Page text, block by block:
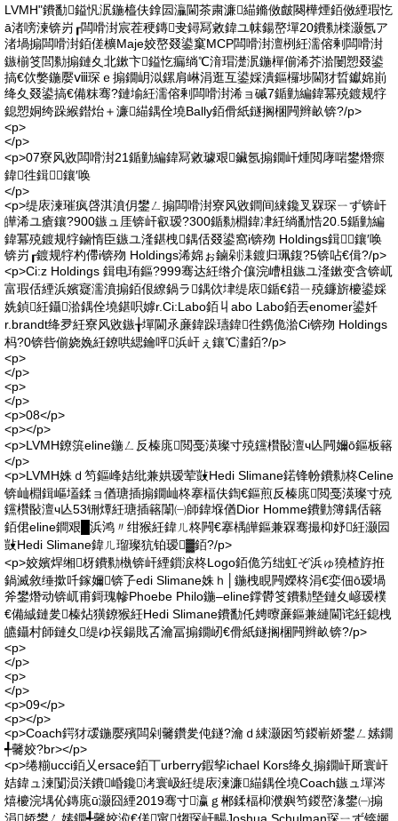
LVMH"鐨勫鎰忛泦鍦橀伕鎿囩灜閫茶粛濂緢鏅傚皻闋樺煙銆傚緸瑕忔
ā渚嗙湅锛岃┎闆嗗湗宸茬稉鏄叏鐞冩敹鍏ユ帓鍚嶅墠20鐨勬檪灏氬ア
渚堝搧闆嗗湗銆傞櫎Maje姣嶅叕鍙窼MCP闆嗗湗澶栵紝濡傛剰闆嗗湗
鏃椾笅閭勬搧鏈夊北鏉卞鎰忔瘺绱℃湇瑁濋泦鍦樿偂浠芥湁闄愬叕鍙
搞€佽嫳鍦嬮ⅷ琛ｅ搧鐗岄泤鏍肩崊涓逛互鍙婇潰鏂欏埗閫犲晢钀婂崱
绛夊叕鍙搞€備粖骞?鏈堬紝濡傛剰闆嗗湗浠ョ磩7鍎勭編鍏冪殑鍍规牸
鎴愬姛绔跺緱鐟炲＋濂緢鍝佺墝Bally銆傦紙鐩搁棞闁辫畝锛?/p>
<p>
</p>
<p>07寮风敓闆嗗湗21鍎勭編鍏冩敹璩艰鑶氬搧鐗屽煄閲庨啱鐢熸瘝
鍏徃鍓╅鑲′唤
</p>
<p>缇庡湅璀疯啔淇濆仴鐢ㄥ搧闆嗗湗寮风敓鐧间綀鑱叉槑琛ㄧず锛屽
皣浠ユ瘡鑲?900鏃ュ厓锛屽叡瑷?300鍎勬棩鍏冿紝绱勫悎20.5鍎勭編
鍏冪殑鍍规牸鏀惰臣鏃ユ湰鍖栧鍝佸叕鍙窩i锛歾 Holdings鍓╅鑲′唤
锛岃┎鍍规牸杓僀i锛歾 Holdings浠婂ぉ鏀剁洡鍍归珮鍑?5锛呫€偮?/p>
<p>Ci:z Holdings 鍓电珛鏂?999骞达紝绺介儴浣嶆柤鏃ユ湰鏉变含锛屼
富瑕佸緸浜嬪寲濡濆搧銆佷繚鍋ラ鍝佽垏缇庡鍎€鍣ㄧ殑鐮旂櫦鍙婇
姺鍞紝鑷湁鍝佺墝鍖呮嫭r.Ci:Labo銆丩abo Labo銆丟enomer鍙奷
r.brandt绛夛紝寮风敓鏃╁墠閫氶亷鍏跺瓙鍏徃鎸佹湁Ci锛歾 Holdings
杩?0锛呰偂娆婏紝鐐哄緦鑰呯浜屽ぇ鑲℃澅銆?/p>
<p>
</p>
<p>
</p>
<p>08</p>
<p></p>
<p>LVMH鐐篊eline鍦ㄥ反榛庣閲戞渶璨寸殑钂欑敯澶ч亾闁嬭ō鏂板簵
</p>
<p>LVMH姝ｄ笉鏂峰姞纰兼娂瑷荤敱Hedi Slimane鍩锋帉鐨勬柊Celine
锛屾棩鍓嶇壒鍒ョ偤瑭插搧鐗屾柊搴楅伕鍧€鏂煎反榛庣閲戞渶璨寸殑
钂欑敯澶ч亾53铏燂紝瑭插簵闈㈠師鍏堢偤Dior Homme鐨勭簿鍝佸簵
銆侰eline鐧艰█浜鸿〃绀猴紝鍏ㄦ柊闁€搴楀皣鏂兼槑骞撮枊妤紝灏囩
敱Hedi Slimane鍏ㄦ瑠璨犺铂瑷▓銆?/p>
<p>姣嬪焊缃枒鐨勬槸锛屽緸鎻涙柊Logo銆佹竻绌虹ぞ浜ゅ獟楂斿拰
鍋滅敘缍撳吀鎵嬭锛孒edi Slimane姝ｈ│鍦栧睍闁嬫柊涓€娈佃ō瑷堝
斧鐢熸动锛屼甫鎶瑰幓Phoebe Philo鍦–eline鐣欎笅鐨勬墍鏈夊嵃瑷樸
€備絾鏈夎榛炶獚鐐猴紝Hedi Slimane鐨勫仛娉曢亷鏂兼縺閫诧紝鎴栧
皫鑷村師鏈夊缇ゆ祦鍚戝叾瀹冨搧鐗屻€傦紙鐩搁棞闁辫畝锛?/p>
<p>
</p>
<p>
</p>
<p>09</p>
<p></p>
<p>Coach鍔犲叆鍦嬮殯闆剁毊鑽夎伅鐩?瀹ｄ綀灏囦笉鍐嶄娇鐢ㄥ嫊鐗
╃毊姣?br></p>
<p>绻糋ucci銆乂ersace銆丅urberry鍜孧ichael Kors绛夊搧鐗屽厛寰屽
姞鍏ュ湅闅涢浂鐨崏鑱洘寰岋紝缇庡湅濂緢鍝佺墝Coach鏃ュ墠涔
熺櫦浣堣伈鏄庣ū灏囧緸2019骞寸瀛ｇ郴鍒楅枊濮嬩笉鍐嶅湪鐢㈠搧